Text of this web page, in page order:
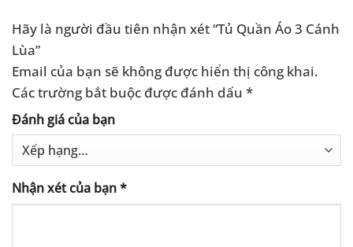
Hãy là người đầu tiên nhận xét “Tủ Quần Áo 3 Cánh
Lùa”
Email của bạn sẽ không được hiển thị công khai.
Các trường bắt buộc được đánh dấu *
Đánh giá của bạn
Nhận xét của bạn*